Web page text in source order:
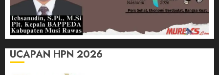
UCAPAN HPN 2026